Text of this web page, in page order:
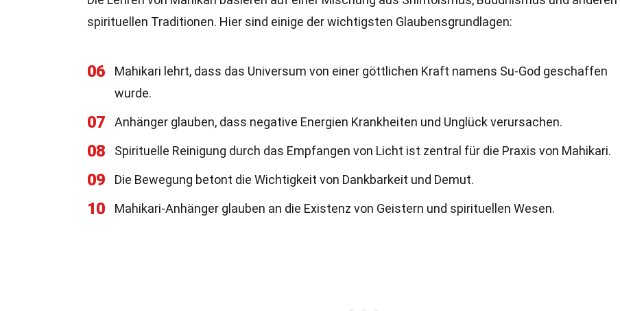
spirituellen Traditionen. Hier sind einige der wichtigsten Glaubensgrundlagen:
06
Mahikari lehrt, dass das Universum von einer göttlichen Kraft namens Su-God geschaffen
wurde.
07 Anhänger glauben, dass negative Energien Krankheiten und Unglück verursachen.
08 Spirituelle Reinigung durch das Empfangen von Licht ist zentral für die Praxis von Mahikari.
09 Die Bewegung betont die Wichtigkeit von Dankbarkeit und Demut.
10 Mahikari-Anhänger glauben an die Existenz von Geistern und spirituellen Wesen.